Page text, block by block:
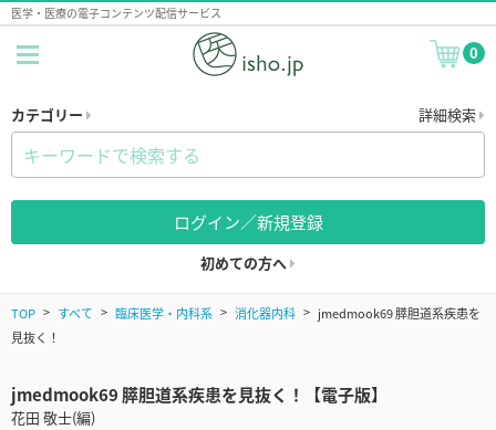
医学・医療の電子コンテンツ配信サービス
0
カテゴリー 詳細検索
ログイン／新規登録
初めての方へ
TOP すべて 臨床医学・内科系 消化器内科
jmedmook69 膵胆道系疾患を
見抜く！
jmedmook69 膵胆道系疾患を見抜く！【電子版】
花田 敬士(編)